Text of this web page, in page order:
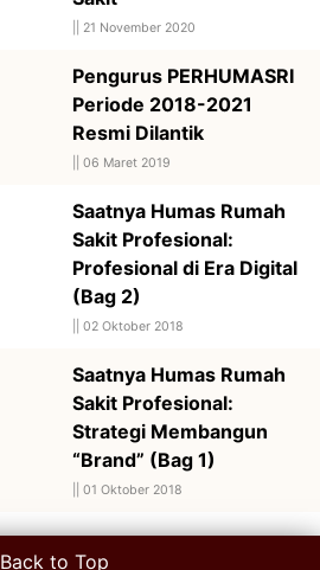
21 November 2020
Pengurus PERHUMASRI
Periode 2018-2021
Resmi Dilantik
06 Maret 2019
Saatnya Humas Rumah
Sakit Profesional:
Profesional di Era Digital
(Bag 2)
02 Oktober 2018
Saatnya Humas Rumah
Sakit Profesional:
Strategi Membangun
“Brand” (Bag 1)
01 Oktober 2018
Back to Top